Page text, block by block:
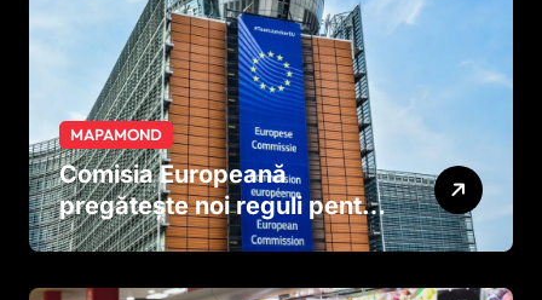
MAPAMOND
Comisia Europeană
pregătește noi reguli pentru
tutun și țigările electronice